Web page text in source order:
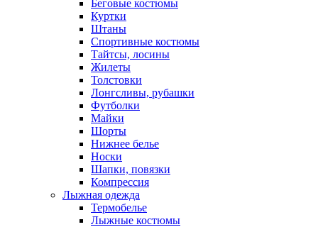
Беговые костюмы
Куртки
Штаны
Спортивные костюмы
Тайтсы, лосины
Жилеты
Толстовки
Лонгсливы, рубашки
Футболки
Майки
Шорты
Нижнее белье
Носки
Шапки, повязки
Компрессия
Лыжная одежда
Термобелье
Лыжные костюмы